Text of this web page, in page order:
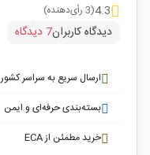
4.3(3 رأی‌دهنده)
دیدگاه کاربران7 دیدگاه
ارسال سریع به سراسر کشور
بسته‌بندی حرفه‌ای و ایمن
خرید مطمئن از ECA